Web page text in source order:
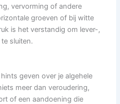
vervorming of andere
groeven of bij witte
is het verstandig om lever-,
sluiten.
geven over je algehele
meer dan veroudering,
of een aandoening die